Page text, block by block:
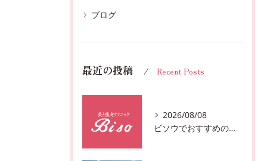
ブログ
最近の投稿 Recent Posts
2026/08/08
ビソウでおすすめのフェースビューティーの洗顔♪千葉市中央区フルハンドで体質、姿勢改善！！